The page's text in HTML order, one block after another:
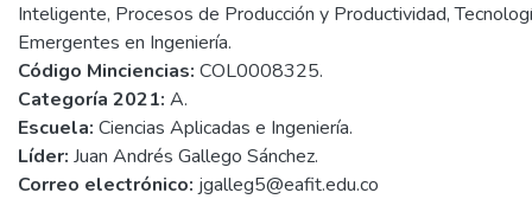
Inteligente, Procesos de Producción y Productividad,
Emergentes en Ingeniería.
Código Minciencias: COL0008325.
Categoría 2021: A.
Escuela: Ciencias Aplicadas e Ingeniería.
Líder: Juan Andrés Gallego Sánchez.
Correo electrónico: jgalleg5@eafit.edu.co